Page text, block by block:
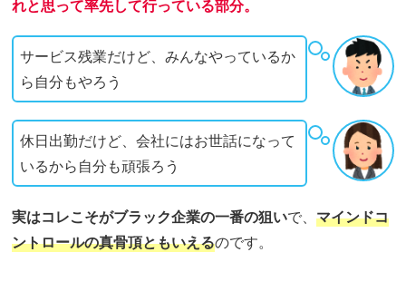
れと思って率先して行っている部分。
サービス残業だけど、みんなやっているか
ら自分もやろう
休日出勤だけど、会社にはお世話になって
いるから自分も頑張ろう
実はコレこそがブラック企業の一番の狙いで、マインドコ
ントロールの真骨頂ともいえるのです。